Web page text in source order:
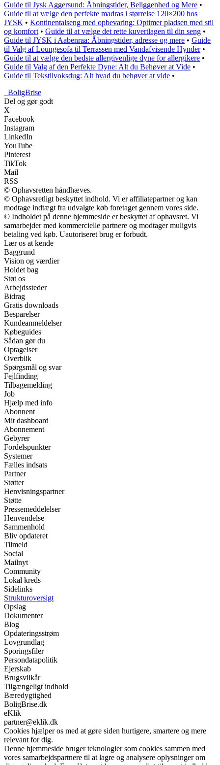
Guide til Jysk Aggersund: Åbningstider, Beliggenhed og Mere •
Guide til at vælge den perfekte madras i størrelse 120×200 hos
JYSK • Kontinentalseng med opbevaring: Optimer pladsen med stil
og komfort • Guide til at vælge det rette kuvertlagen til din seng •
Guide til JYSK i Aabenraa: Åbningstider, adresse og mere • Guide
til Valg af Loungesofa til Terrassen med Vandafvisende Hynder•
Guide til at vælge den bedste allergivenlige dyne for allergikere •
Guide til Valg af den Perfekte Dyne: Alt du Behøver at Vide •
Guide til Tekstilvoksdug: Alt hvad du behøver at vide •
BoligBrise
Del og gør godt
X
Facebook
Instagram
LinkedIn
YouTube
Pinterest
TikTok
Mail
RSS
© Ophavsretten håndhæves.
© Ophavsretligt beskyttet indhold. Vi er affiliatepartner og kan
modtage indtægt fra udvalgte køb foretaget gennem vores side.
© Indholdet på denne hjemmeside er beskyttet af ophavsret. Vi
samarbejder med kommercielle partnere og modtager muligvis
betaling ved køb. Uautoriseret brug er forbudt.
Lær os at kende
Baggrund
Vision og værdier
Holdet bag
Støt os
Arbejdssteder
Bidrag
Gratis downloads
Besparelser
Kundeanmeldelser
Købeguides
Sådan gør du
Optagelser
Overblik
Spørgsmål og svar
Fejlfinding
Tilbagemelding
Job
Hjælp med info
Abonnent
Mit dashboard
Abonnement
Gebyrer
Fordelspunkter
Systemer
Fælles indsats
Partner
Støtter
Henvisningspartner
Støtte
Pressemeddelelser
Henvendelse
Sammenhold
Bliv opdateret
Tilmeld
Social
Mailnyt
Community
Lokal kreds
Sidelinks
Strukturoversigt
Opslag
Dokumenter
Blog
Opdateringsstrøm
Lovgrundlag
Sporingsfiler
Persondatapolitik
Ejerskab
Brugsvilkår
Tilgængeligt indhold
Bæredygtighed
BoligBrise.dk
eKlik
partner@eklik.dk
Cookies hjælper os med at gøre siden hurtigere, smartere og mere
relevant for dig.
Denne hjemmeside bruger teknologier som cookies sammen med
vores samarbejdspartnere til at lagre og analysere oplysninger om